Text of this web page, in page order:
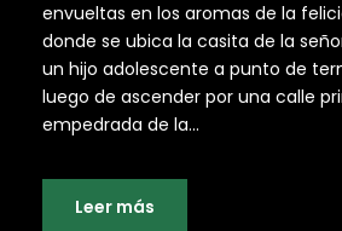
envueltas en los aromas de la
donde se ubica la casita de la
un hijo adolescente a punto de
luego de ascender por una calle
empedrada de la...
Leer más